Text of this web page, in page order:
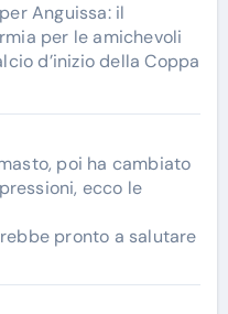
Anguissa: il
per le amichevoli
d’inizio della Coppa
poi ha cambiato
ecco le
pronto a salutare